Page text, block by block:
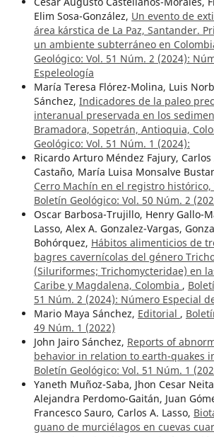
Elim Sosa-González, Un evento de
área kárstica de La Paz, Santander.
un ambiente subterráneo en
Geológico: Vol. 51 Núm. 2 (2024):
Espeleología
María Teresa Flórez-Molina, Luis
Sánchez, Indicadores de la paleo
interanual preservada en los
Bramadora, Sopetrán, Antioquia,
Geológico: Vol. 51 Núm. 1 (2024):
Ricardo Arturo Méndez Fajury, Carlos
Castaño, María Luisa Monsalve
Cerro Machín en el registro histórico,
Boletín Geológico: Vol. 50 Núm. 2
Oscar Barbosa-Trujillo, Henry Gallo-
Lasso, Alex A. Gonzalez-Vargas,
Bohórquez, Hábitos alimenticios de
bagres cavernícolas del género
(Siluriformes; Trichomycteridae) en
Caribe y Magdalena, Colombia ,
51 Núm. 2 (2024): Número Especial
Mario Maya Sánchez, Editorial ,
49 Núm. 1 (2022)
John Jairo Sánchez, Reports of
behavior in relation to earth-quakes
Boletín Geológico: Vol. 51 Núm. 1
Yaneth Muñoz-Saba, Jhon Cesar
Alejandra Perdomo-Gaitán, Juan
Francesco Sauro, Carlos A. Lasso,
guano de murciélagos en cuevas